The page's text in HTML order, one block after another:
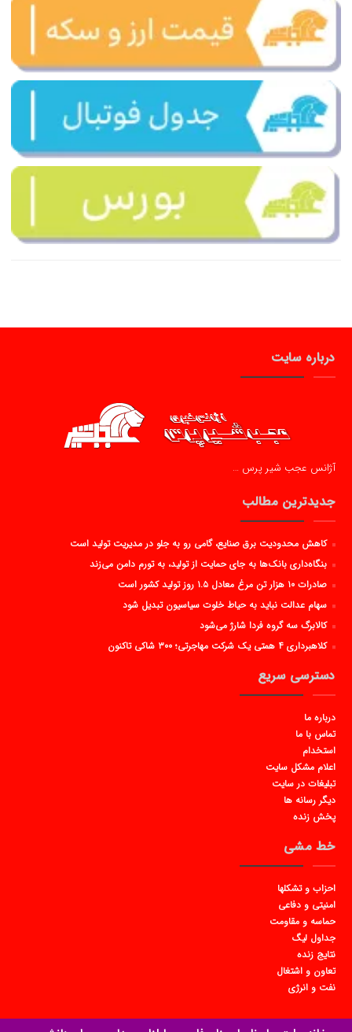
درباره سایت
آژانس عجب شیر پرس …
جدیدترین مطالب
کاهش محدودیت برق صنایع، گامی رو به جلو در مدیریت تولید است
بنگاه‌داری بانک‌ها به جای حمایت از تولید، به تورم دامن می‌زند
صادرات ۱۰ هزار تن مرغ معادل ۱.۵ روز تولید کشور است
سهام عدالت نباید به حیاط خلوت سیاسیون تبدیل شود
کالابرگ سه گروه فردا شارژ می‌شود
کلاهبرداری ۴ همتی یک شرکت مهاجرتی؛ ۳۰۰ شاکی تاکنون
دسترسی سریع
درباره ما
تماس با ما
استخدام
اعلام مشکل سایت
تبلیغات در سایت
دیگر رسانه ها
پخش زنده
خط مشی
احزاب و تشکلها
امنیتی و دفاعی
حماسه و مقاومت
جداول لیگ
نتایج زنده
تعاون و اشتغال
نفت و انرژی